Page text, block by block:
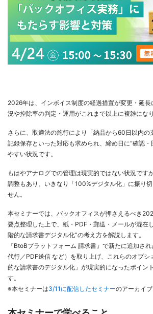
2026年は、インボイス制度の経過措置が変更・延
況や控除率の判定・運用がこれまで以上に複雑になり
さらに、取適法の施行により「納品から60日以内の
記録保存といった対応も求められ、締め日に“確認・
やすい状況です。
もはやアナログでの管理は現実的ではない状況です
調整もあり、いきなり「100%デジタル化」に振り
せん。
本セミナーでは、バックオフィスが押さえるべき
要点整理した上で、紙・PDF・郵送・メールが混在
階的な請求書デジタル化”の考え方を解説します。
『BtoBプラットフォーム 請求書』で新たに追加さ
代行／PDF送信 など）を取り上げ、これらのオプシ
的な請求書のデジタル化」が現実的になったポイン
す。
※本セミナーは3/11に配信したセミナーのアーカイブ